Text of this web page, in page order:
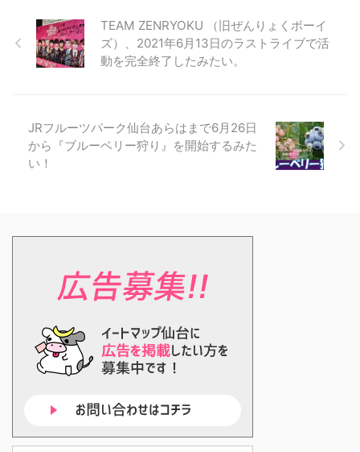
TEAM ZENRYOKU （旧ぜんりょくボーイ
ズ）、2021年6月13日のラストライブで活
動を完全終了したみたい。
JRフルーツパーク仙台あらはまで6月26日
から『ブルーベリー狩り』を開始するみた
い！